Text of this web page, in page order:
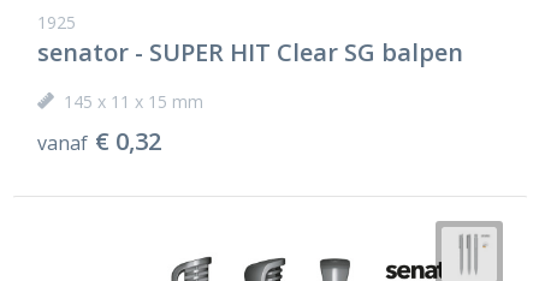
1925
senator - SUPER HIT Clear SG balpen
145 x 11 x 15 mm
vanaf € 0,32